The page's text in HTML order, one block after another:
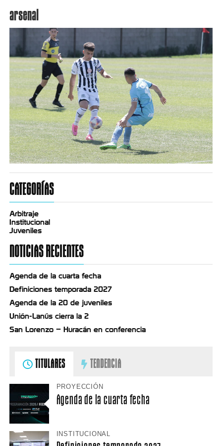
arsenal
CATEGORÍAS
Arbitraje
Institucional
Juveniles
NOTICIAS RECIENTES
Agenda de la cuarta fecha
Definiciones temporada 2027
Agenda de la 20 de juveniles
Unión-Lanús cierra la 2
San Lorenzo – Huracán en conferencia
TITULARES TENDENCIA
PROYECCIÓN
Agenda de la cuarta fecha
INSTITUCIONAL